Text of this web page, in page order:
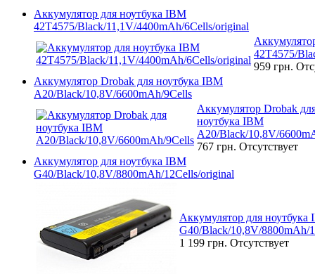
Аккумулятор для ноутбука IBM
42T4575/Black/11,1V/4400mAh/6Cells/original
42T4575/
959 грн.
Аккумулятор Drobak для ноутбука IBM
A20/Black/10,8V/6600mAh/9Cells
Аккумулятор Drobak
ноутбука IBM
A20/Black/10,8V/
767 грн. Отсутствует
Аккумулятор для ноутбука IBM
G40/Black/10,8V/8800mAh/12Cells/original
Аккумулятор для ноутбука
G40/Black/10,8V/8800mAh/
1 199 грн. Отсутствует